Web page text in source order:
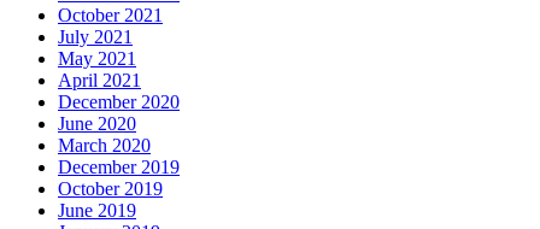
October 2021
July 2021
May 2021
April 2021
December 2020
June 2020
March 2020
December 2019
October 2019
June 2019